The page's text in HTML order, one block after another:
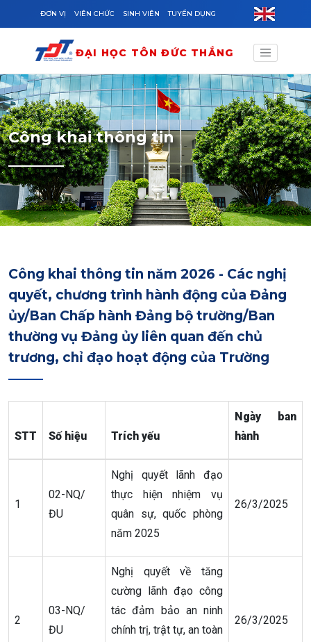
Skip to main content
ĐƠN VỊ VIÊN CHỨC SINH VIÊN TUYỂN DỤNG
ĐẠI HỌC TÔN ĐỨC THẮNG
Công khai thông tin
Công khai thông tin năm 2026 - Các nghị
quyết, chương trình hành động của Đảng
ủy/Ban Chấp hành Đảng bộ trường/Ban
thường vụ Đảng ủy liên quan đến chủ
trương, chỉ đạo hoạt động của Trường
STT Số hiệu Trích yếu
Ngày ban
hành
1
02-NQ/
ĐU
Nghị quyết lãnh đạo
thực hiện nhiệm vụ
quân sự, quốc phòng
năm 2025
26/3/2025
2
03-NQ/
ĐU
Nghị quyết về tăng
cường lãnh đạo công
tác đảm bảo an ninh
chính trị, trật tự, an toàn
26/3/2025